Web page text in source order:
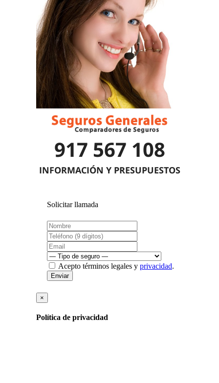
917 567 108
INFORMACIÓN Y PRESUPUESTOS